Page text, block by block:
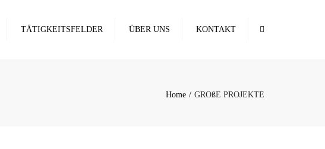
TÄTIGKEITSFELDER ÜBER UNS KONTAKT
Home GROßE PROJEKTE